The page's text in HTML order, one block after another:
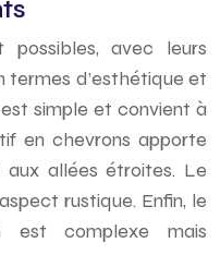
avec leurs
termes d’esthétique et
simple et convient à
en chevrons apporte
allées étroites. Le
rustique. Enfin, le
complexe mais